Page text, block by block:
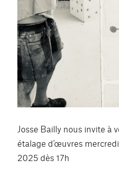
Josse Bailly nous invite à
étalage d’œuvres
2025 dès 17h